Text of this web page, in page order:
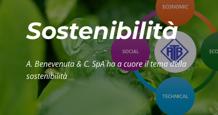
Sostenibilità
A. Benevenuta & C. SpA ha a cuore il tema della
sostenibilità